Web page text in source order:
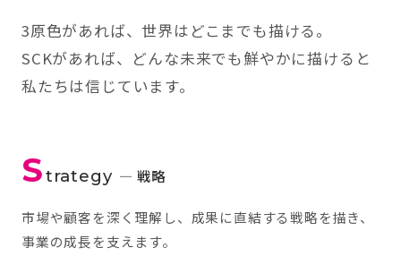
3原色があれば、世界はどこまでも描ける。
SCKがあれば、どんな未来でも鮮やかに描けると
私たちは信じています。
Strategy — 戦略
市場や顧客を深く理解し、成果に直結する戦略を描き、
事業の成長を支えます。